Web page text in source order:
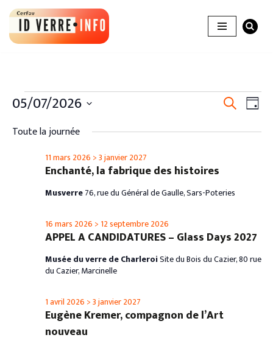
Aller
au
et
vues
Recherche
Jour
05/07/2026
une
Toute la journée
Enchanté, la fabrique des histoires
11 mars 2026 >3 janvier 2027
Musverre76, rue du Général de Gaulle, Sars-Poteries
APPEL A CANDIDATURES – Glass Days 2027
16 mars 2026 > 12 septembre 2026
Musée du verre de CharleroiSite du Bois du Cazier, 80 rue
du Cazier, Marcinelle
Eugène Kremer, compagnon de l’Art
nouveau
1 avril 2026 >3 janvier 2027